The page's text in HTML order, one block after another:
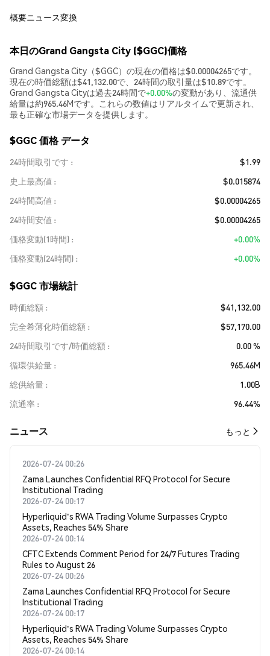
概要ニュース変換
本日のGrand Gangsta City ($GGC)価格
Grand Gangsta City（$GGC）の現在の価格は$0.00004265です。
現在の時価総額は$41,132.00で、24時間の取引量は$10.89です。
Grand Gangsta Cityは過去24時間で+0.00%の変動があり、流通供
給量は約965.46Mです。これらの数値はリアルタイムで更新され、
最も正確な市場データを提供します。
$GGC 価格 データ
24時間取引です
$1.99
史上最高値
$0.015874
24時間高値
$0.00004265
24時間安値
$0.00004265
価格変動(1時間)
+0.00%
価格変動(24時間)
+0.00%
$GGC 市場統計
時価総額
$41,132.00
完全希薄化時価総額
$57,170.00
24時間取引です/時価総額
0.00 %
循環供給量
965.46M
総供給量
1.00B
流通率
96.44%
​​ニュース​​ もっと
2026-07-24 00:26
Zama Launches Confidential RFQ Protocol for Secure
Institutional Trading
2026-07-24 00:17
Hyperliquid's RWA Trading Volume Surpasses Crypto
Assets, Reaches 54% Share
2026-07-24 00:14
CFTC Extends Comment Period for 24/7 Futures Trading
Rules to August 26
2026-07-24 00:26
Zama Launches Confidential RFQ Protocol for Secure
Institutional Trading
2026-07-24 00:17
Hyperliquid's RWA Trading Volume Surpasses Crypto
Assets, Reaches 54% Share
2026-07-24 00:14